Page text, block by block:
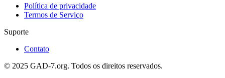
Política de privacidade
Termos de Serviço
Suporte
Contato
© 2025 GAD-7.org. Todos os direitos reservados.